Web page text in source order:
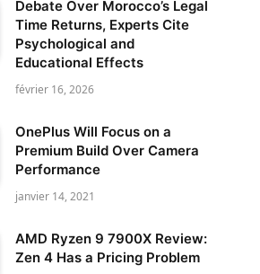
Debate Over Morocco’s Legal
Time Returns, Experts Cite
Psychological and
Educational Effects
février 16, 2026
OnePlus Will Focus on a
Premium Build Over Camera
Performance
janvier 14, 2021
AMD Ryzen 9 7900X Review:
Zen 4 Has a Pricing Problem